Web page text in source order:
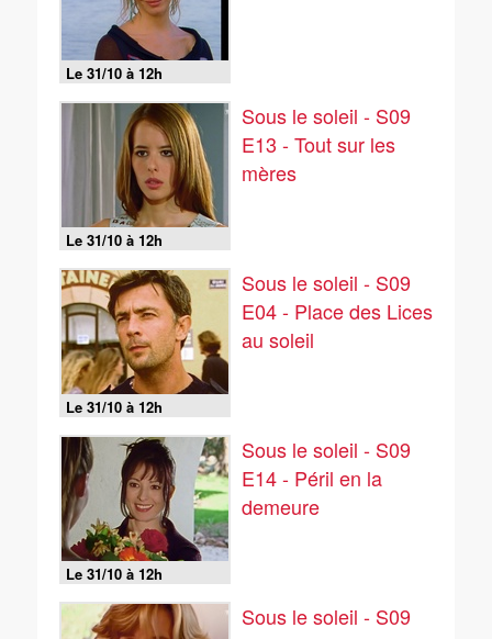
Le 31/10 à 12h
Le 31/10 à 12h
Sous le soleil - S09
E13 - Tout sur les
mères
Le 31/10 à 12h
Sous le soleil - S09
E04 - Place des Lices
au soleil
Le 31/10 à 12h
Sous le soleil - S09
E14 - Péril en la
demeure
Sous le soleil - S09